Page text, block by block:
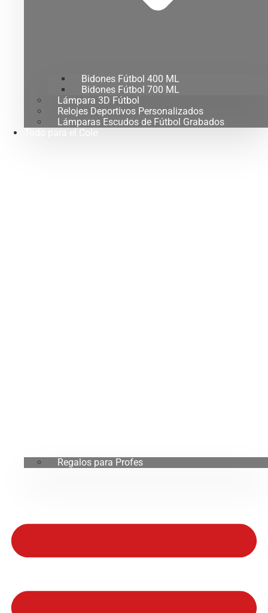
Bidones Fútbol 400 ML
Bidones Fútbol 700 ML
Lámpara 3D Fútbol
Relojes Deportivos Personalizados
Lámparas Escudos de Fútbol Grabados
Todo para el Cole
Regalos para Profes